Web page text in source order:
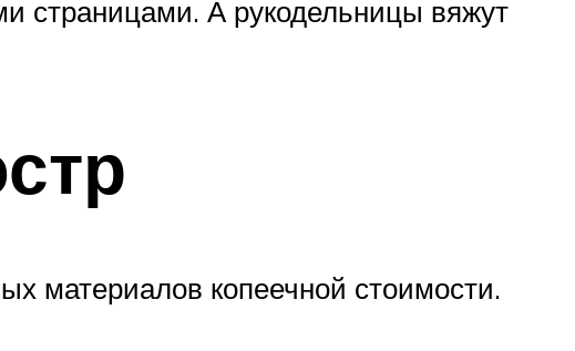
страницами. А рукодельницы вяжут
материалов копеечной стоимости.